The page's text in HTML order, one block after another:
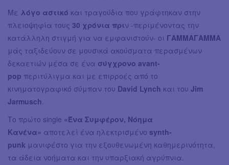
Με λόγο αστικό και τραγούδια που γράφτηκαν στην
πλειοψηφία τους 30 χρόνια πριν -περιμένοντας την
κατάλληλη στιγμή για να εμφανιστούν- οι ΓΑΜΜΑΓΑΜΜΑ
μάς ταξιδεύουν σε μουσικά ακούσματα περασμένων
δεκαετιών μέσα σε ένα σύγχρονο avant-
pop περιτύλιγμα και με επιρροές από το
κινηματογραφικό σύμπαν του David Lynch και του Jim
Jarmusch
Το πρώτο single «Ένα Συμφέρον, Νόημα
Κανένα» αποτελεί ένα ηλεκτρισμένο synth-
punk μανιφέστο για την εξουθενωμένη καθημερινότητα,
τα άδεια νοήματα και την υπαρξιακή αγρύπνια.